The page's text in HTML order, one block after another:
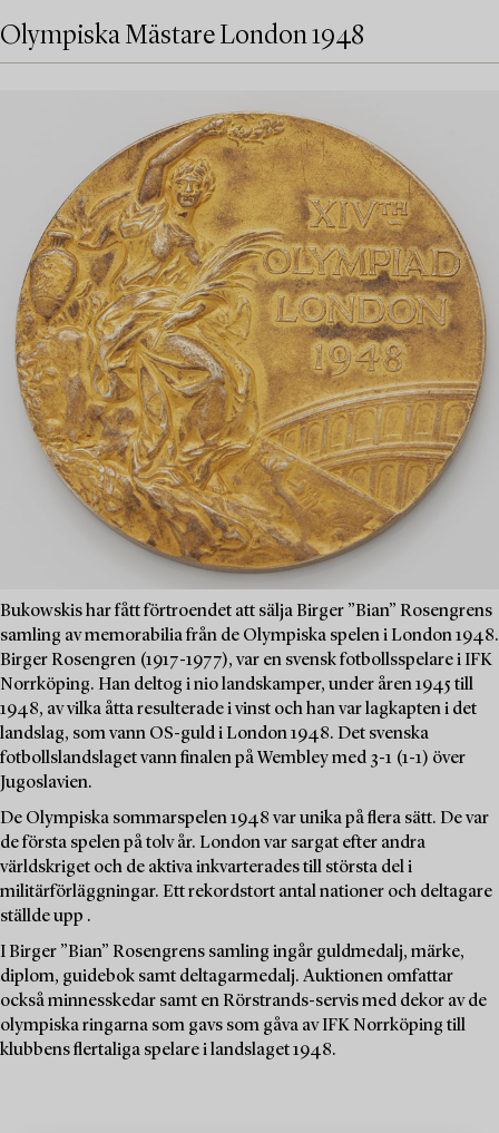
Olympiska Mästare London 1948
Bukowskis har fått förtroendet att sälja Birger ”Bian” Rosengrens
samling av memorabilia från de Olympiska spelen i London 1948.
Birger Rosengren (1917-1977), var en svensk fotbollsspelare i IFK
Norrköping. Han deltog i nio landskamper, under åren 1945 till
1948, av vilka åtta resulterade i vinst och han var lagkapten i det
landslag, som vann OS-guld i London 1948. Det svenska
fotbollslandslaget vann finalen på Wembley med 3-1 (1-1) över
Jugoslavien.
De Olympiska sommarspelen 1948 var unika på flera sätt. De var
de första spelen på tolv år. London var sargat efter andra
världskriget och de aktiva inkvarterades till största del i
militärförläggningar. Ett rekordstort antal nationer och deltagare
ställde upp .
I Birger ”Bian” Rosengrens samling ingår guldmedalj, märke,
diplom, guidebok samt deltagarmedalj. Auktionen omfattar
också minnesskedar samt en Rörstrands-servis med dekor av de
olympiska ringarna som gavs som gåva av IFK Norrköping till
klubbens flertaliga spelare i landslaget 1948.